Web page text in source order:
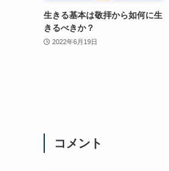
生きる基本は敬拝から如何に生
きるべきか？
2022年6月19日
コメント